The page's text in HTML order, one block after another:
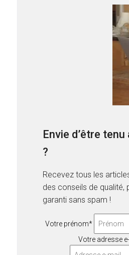
Envie d’être
?
Recevez tous les
des conseils de qualité,
garanti sans spam !
Votre prénom*
Votre adresse